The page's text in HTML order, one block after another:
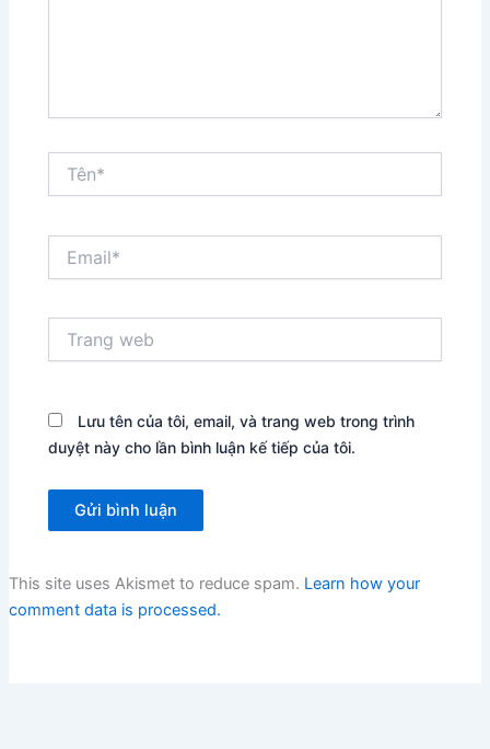
web
Lưu tên của tôi, email, và trang web trong trình
duyệt này cho lần bình luận kế tiếp của tôi.
This site uses Akismet to reduce spam. Learn how your
comment data is processed.